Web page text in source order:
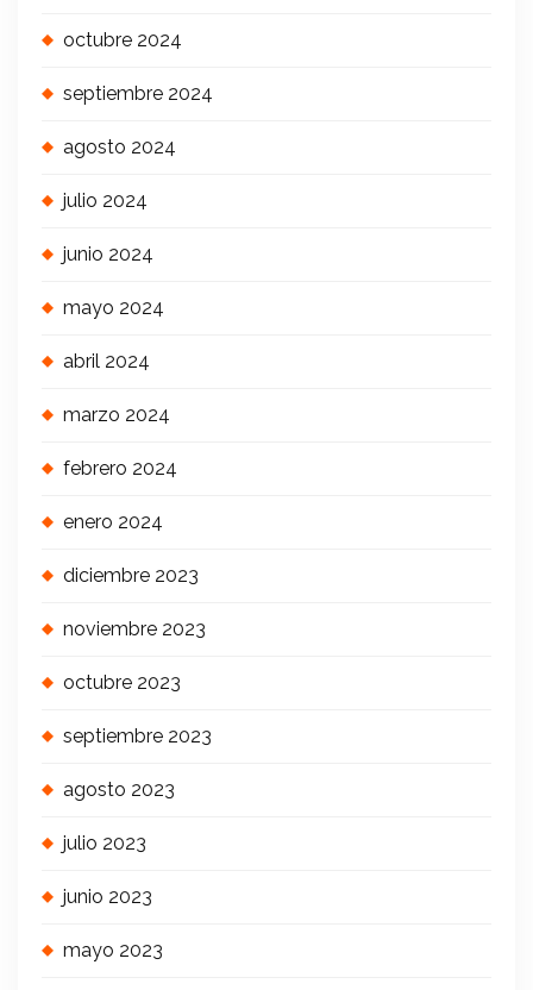
octubre 2024
septiembre 2024
agosto 2024
julio 2024
junio 2024
mayo 2024
abril 2024
marzo 2024
febrero 2024
enero 2024
diciembre 2023
noviembre 2023
octubre 2023
septiembre 2023
agosto 2023
julio 2023
junio 2023
mayo 2023